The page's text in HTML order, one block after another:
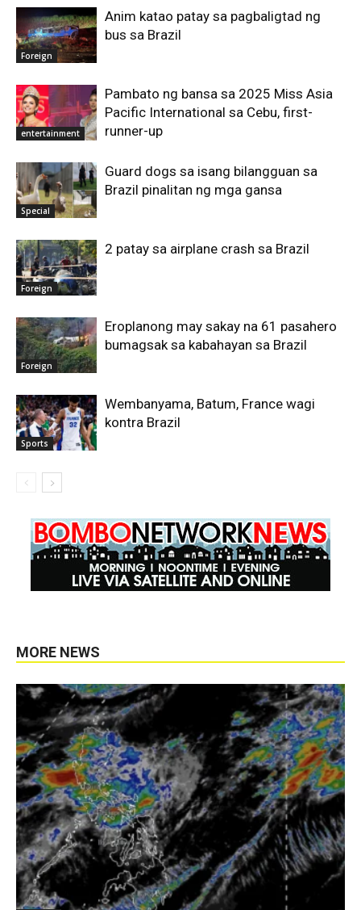
Foreign
Anim katao patay sa pagbaligtad ng
bus sa Brazil
entertainment
Pambato ng bansa sa 2025 Miss Asia
Pacific International sa Cebu, first-
runner-up
Special
Guard dogs sa isang bilangguan sa
Brazil pinalitan ng mga gansa
Foreign
2 patay sa airplane crash sa Brazil
Foreign
Eroplanong may sakay na 61 pasahero
bumagsak sa kabahayan sa Brazil
Sports
Wembanyama, Batum, France wagi
kontra Brazil
MORE NEWS